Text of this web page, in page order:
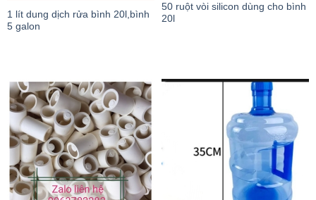
1 lít dung dịch rửa bình 20l,bình
5 galon
50 ruột vòi silicon dùng cho bình
20l